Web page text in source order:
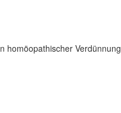
homöopathischer Verdünnung